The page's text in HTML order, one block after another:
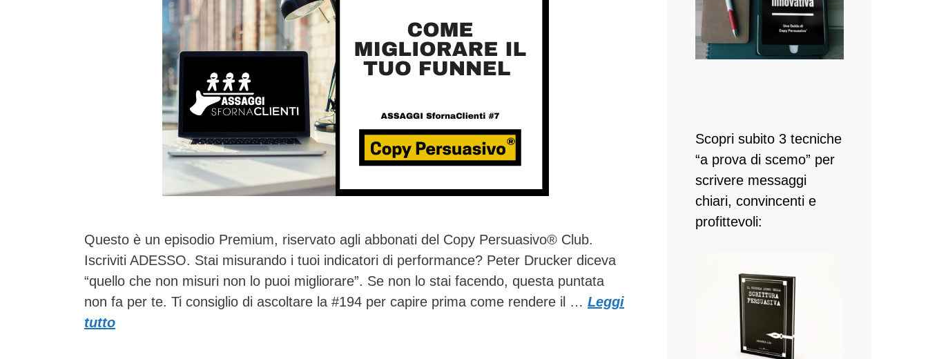
Questo è un episodio Premium, riservato agli abbonati del Copy Persuasivo® Club.
Iscriviti ADESSO. Stai misurando i tuoi indicatori di performance? Peter Drucker diceva
“quello che non misuri non lo puoi migliorare”. Se non lo stai facendo, questa puntata
non fa per te. Ti consiglio di ascoltare la #194 per capire prima come rendere il … Leggi
tutto
Scopri subito 3 tecniche
“a prova di scemo” per
scrivere messaggi
chiari, convincenti e
profittevoli: